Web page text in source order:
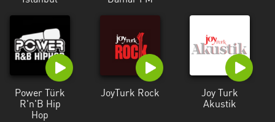
Power Türk
R'n'B Hip
Hop
JoyTurk Rock
Joy Turk
Akustik